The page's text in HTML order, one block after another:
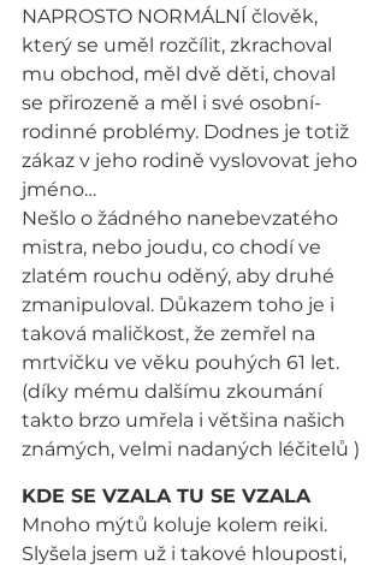
NAPROSTO NORMÁLNÍ člověk,
který se uměl rozčílit, zkrachoval
mu obchod, měl dvě děti, choval
se přirozeně a měl i své osobní-
rodinné problémy. Dodnes je totiž
zákaz v jeho rodině vyslovovat jeho
jméno…
Nešlo o žádného nanebevzatého
mistra, nebo joudu, co chodí ve
zlatém rouchu oděný, aby druhé
zmanipuloval. Důkazem toho je i
taková maličkost, že zemřel na
mrtvičku ve věku pouhých 61 let.
(díky mému dalšímu zkoumání
takto brzo umřela i většina našich
známých, velmi nadaných léčitelů )
KDE SE VZALA TU SE VZALA
Mnoho mýtů koluje kolem reiki.
Slyšela jsem už i takové hlouposti,